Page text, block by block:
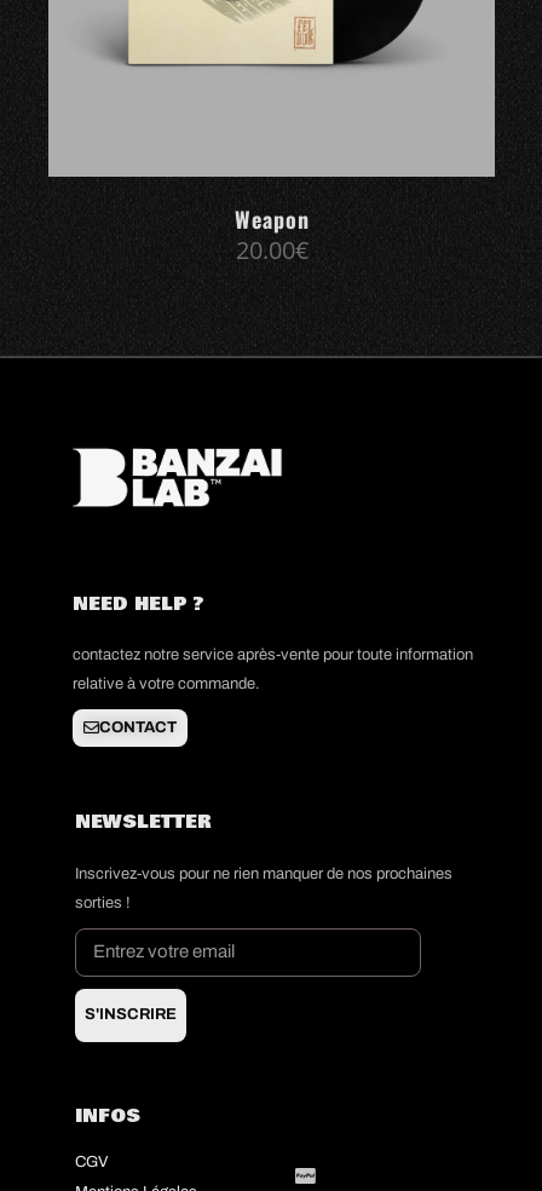
Weapon
20.00€
NEED HELP ?
contactez notre service après-vente pour toute information
relative à votre commande.
CONTACT
NEWSLETTER
Inscrivez-vous pour ne rien manquer de nos prochaines
sorties !
S'INSCRIRE
INFOS
CGV